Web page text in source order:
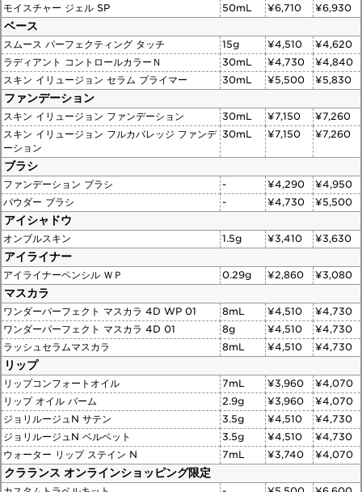
モイスチャー ジェル SP
50mL ¥6,710 ¥6,930
ベース
スムース パーフェクティング タッチ 15g ¥4,510
¥4,620
ラディアント コントロールカラーＮ
30mL ¥4,730
¥4,840
スキン イリュージョン セラム プライマー
30mL ¥5,500 ¥5,830
ファンデーション
スキン イリュージョン ファンデーション 30mL ¥7,150
¥7,260
スキン イリュージョン フルカバレッジ ファンデ
ーション
30mL ¥7,150 ¥7,260
ブラシ
ファンデーション ブラシ - ¥4,290
¥4,950
パウダー ブラシ
- ¥4,730 ¥5,500
アイシャドウ
オンブルスキン 1.5g ¥3,410 ¥3,630
アイライナー
アイライナーペンシル ＷＰ 0.29g ¥2,860 ¥3,080
マスカラ
ワンダーパーフェクト マスカラ 4D WP 01 8mL ¥4,510
¥4,730
ワンダーパーフェクト マスカラ 4D 01
8g ¥4,510
¥4,730
ラッシュセラムマスカラ
8mL ¥4,510 ¥4,730
リップ
リップコンフォートオイル 7mL ¥3,960
¥4,070
リップ オイル バーム
2.9g ¥3,960
¥4,070
ジョリルージュN サテン
3.5g ¥4,510
¥4,730
ジョリルージュN ベルベット
3.5g ¥4,510
¥4,730
ウォーター リップ ステイン N
7mL ¥3,740 ¥4,070
クラランス オンラインショッピング限定